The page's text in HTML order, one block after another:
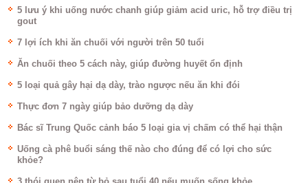
5 lưu ý khi uống nước chanh giúp giảm acid uric, hỗ trợ điều trị
gout
7 lợi ích khi ăn chuối với người trên 50 tuổi
Ăn chuối theo 5 cách này, giúp đường huyết ổn định
5 loại quả gây hại dạ dày, trào ngược nếu ăn khi đói
Thực đơn 7 ngày giúp bảo dưỡng dạ dày
Bác sĩ Trung Quốc cảnh báo 5 loại gia vị chấm có thể hại thận
Uống cà phê buổi sáng thế nào cho đúng để có lợi cho sức
khỏe?